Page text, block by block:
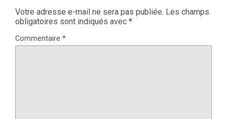
Votre adresse e-mail ne sera pas publiée. Les champs
obligatoires sont indiqués avec *
Commentaire *